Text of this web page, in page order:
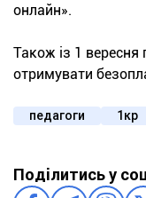
онлайн».
Також із 1
отримувати
педагоги 1кр
Поділитись у